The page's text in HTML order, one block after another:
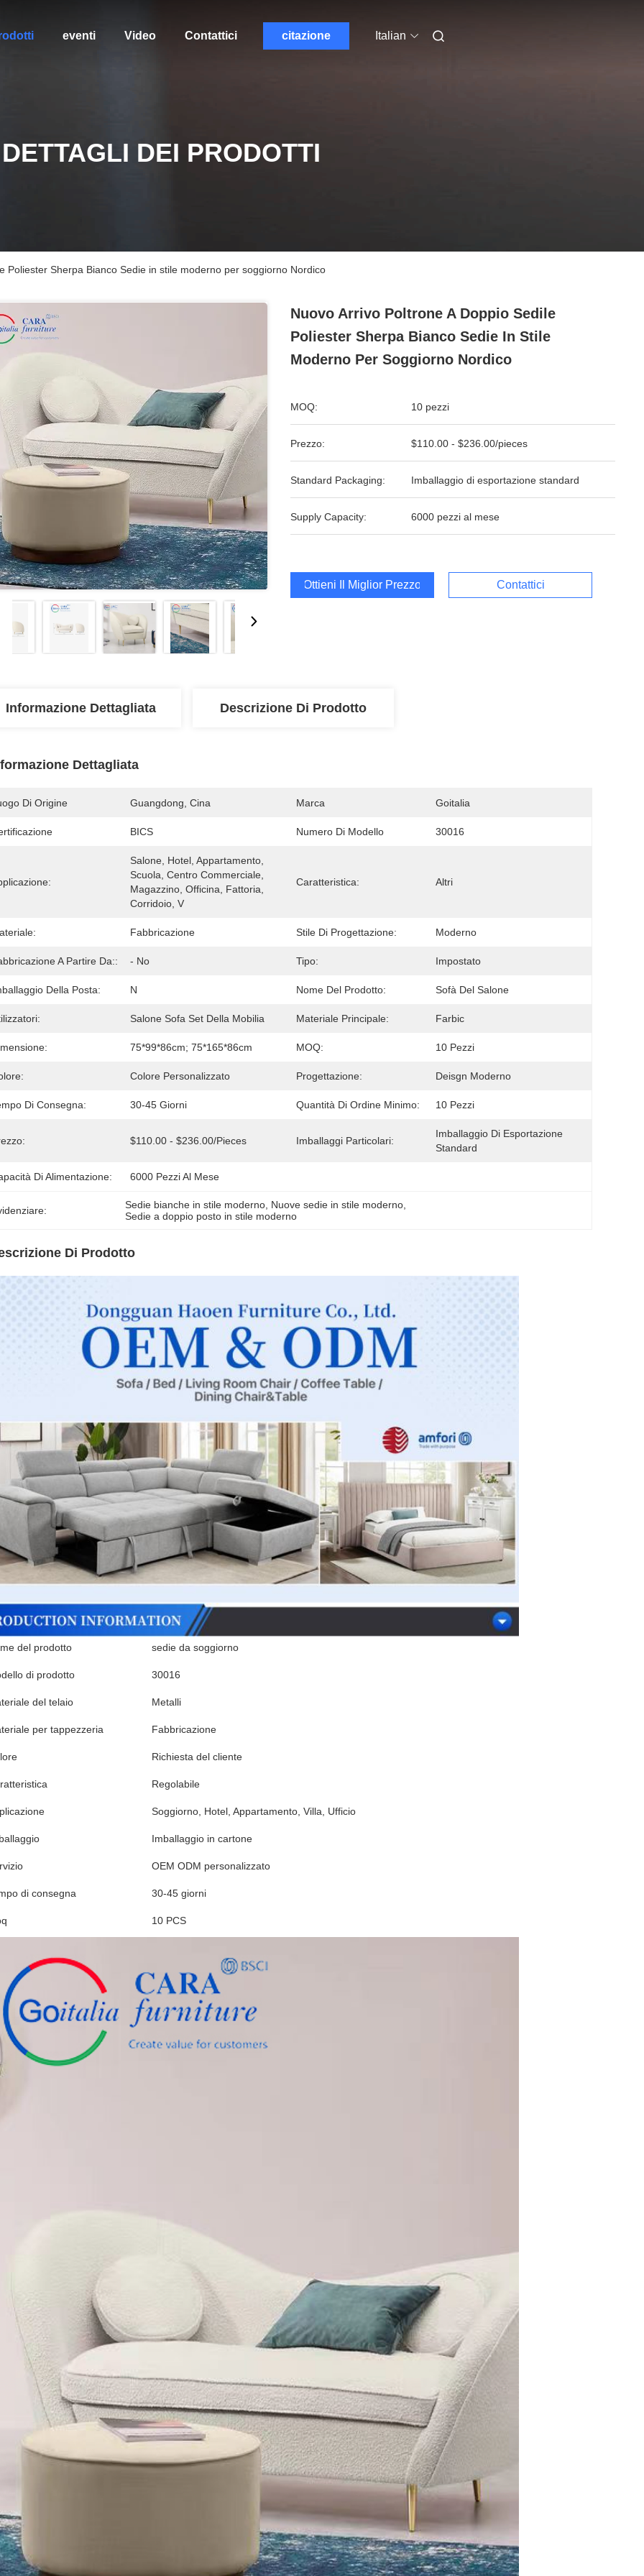
eventi Video Contattici citazione Italian
DETTAGLI DEI PRODOTTI
Poliester Sherpa Bianco Sedie in stile moderno per soggiorno Nordico
Nuovo Arrivo Poltrone A Doppio Sedile
Poliester Sherpa Bianco Sedie In Stile
Moderno Per Soggiorno Nordico
MOQ: 10 pezzi
Prezzo: $110.00 - $236.00/pieces
Standard Packaging: Imballaggio di esportazione standard
Supply Capacity: 6000 pezzi al mese
Ottieni Il Miglior Prezzo Contattici
Informazione Dettagliata Descrizione Di Prodotto
Dettagliata
Di Origine Guangdong, Cina Marca Goitalia
BICS Numero Di Modello 30016
Salone, Hotel, Appartamento,
Scuola, Centro Commerciale,
Magazzino, Officina, Fattoria,
Corridoio, V
Caratteristica: Altri
Fabbricazione Stile Di Progettazione: Moderno
A Partire Da:: - No Tipo: Impostato
Della Posta: N Nome Del Prodotto: Sofà Del Salone
Salone Sofa Set Della Mobilia Materiale Principale: Farbic
75*99*86cm; 75*165*86cm MOQ: 10 Pezzi
Colore Personalizzato Progettazione: Deisgn Moderno
Di Consegna: 30-45 Giorni Quantità Di Ordine Minimo: 10 Pezzi
$110.00 - $236.00/pieces Imballaggi Particolari:
Imballaggio Di Esportazione
Standard
Di Alimentazione: 6000 Pezzi Al Mese
Sedie bianche in stile moderno Nuove sedie in stile moderno
Sedie a doppio posto in stile moderno
Di Prodotto
del prodotto sedie da soggiorno
di prodotto 30016
del telaio Metalli
per tappezzeria Fabbricazione
Richiesta del cliente
Regolabile
Soggiorno, Hotel, Appartamento, Villa, Ufficio
Imballaggio in cartone
OEM ODM personalizzato
di consegna 30-45 giorni
10 PCS